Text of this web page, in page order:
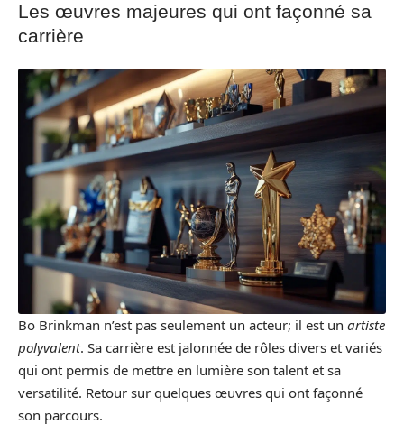
Les œuvres majeures qui ont façonné sa
carrière
Bo Brinkman n’est pas seulement un acteur; il est un artiste
polyvalent. Sa carrière est jalonnée de rôles divers et variés
qui ont permis de mettre en lumière son talent et sa
versatilité. Retour sur quelques œuvres qui ont façonné
son parcours.